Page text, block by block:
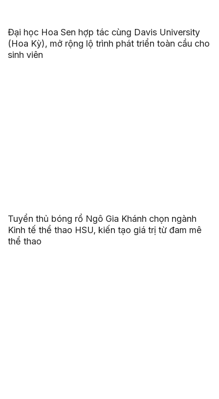
Đại học Hoa Sen hợp tác cùng Davis University
(Hoa Kỳ), mở rộng lộ trình phát triển toàn cầu cho
sinh viên
Tuyển thủ bóng rổ Ngô Gia Khánh chọn ngành
Kinh tế thể thao HSU, kiến tạo giá trị từ đam mê
thể thao